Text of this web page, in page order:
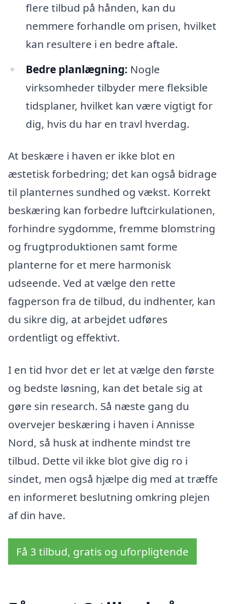
flere tilbud på hånden, kan du
nemmere forhandle om prisen, hvilket
kan resultere i en bedre aftale.
Bedre planlægning: Nogle
virksomheder tilbyder mere fleksible
tidsplaner, hvilket kan være vigtigt for
dig, hvis du har en travl hverdag.
At beskære i haven er ikke blot en
æstetisk forbedring; det kan også bidrage
til planternes sundhed og vækst. Korrekt
beskæring kan forbedre luftcirkulationen,
forhindre sygdomme, fremme blomstring
og frugtproduktionen samt forme
planterne for et mere harmonisk
udseende. Ved at vælge den rette
fagperson fra de tilbud, du indhenter, kan
du sikre dig, at arbejdet udføres
ordentligt og effektivt.
I en tid hvor det er let at vælge den første
og bedste løsning, kan det betale sig at
gøre sin research. Så næste gang du
overvejer beskæring i haven i Annisse
Nord, så husk at indhente mindst tre
tilbud. Dette vil ikke blot give dig ro i
sindet, men også hjælpe dig med at træffe
en informeret beslutning omkring plejen
af din have.
Få 3 tilbud, gratis og uforpligtende